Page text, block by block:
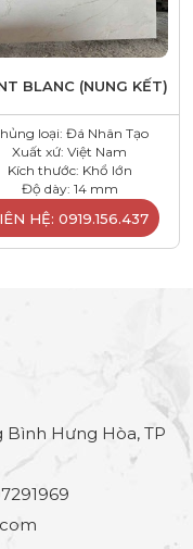
BLANC (NUNG KẾT)
loại: Đá Nhân Tạo
Xuất xứ: Việt Nam
Kích thước: Khổ lớn
Độ dày: 14 mm
HỆ: 0919.156.437
Bình Hưng Hòa, TP